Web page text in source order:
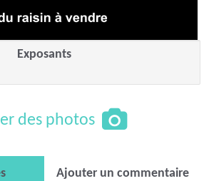
Exposants
des photos
Ajouter un commentaire